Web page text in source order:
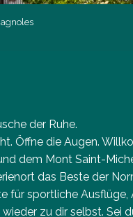
der Ruhe.
Öffne die Augen.
dem Mont Saint-
das Beste der
für sportliche
zu dir selbst. Sei